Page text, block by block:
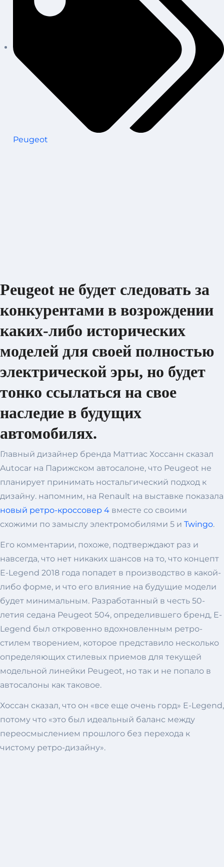
Peugeot
Peugeot не будет следовать за
конкурентами в возрождении
каких-либо исторических
моделей для своей полностью
электрической эры, но будет
тонко ссылаться на свое
наследие в будущих
автомобилях.
Главный дизайнер бренда Маттиас Хоссанн сказал
Autocar на Парижском автосалоне, что Peugeot не
планирует принимать ностальгический подход к
дизайну. напомним, на Renault на выставке показала
новый ретро-кроссовер 4 вместе со своими
схожими по замыслу электромобилями 5 и Twingo.
Его комментарии, похоже, подтверждают раз и
навсегда, что нет никаких шансов на то, что концепт
E-Legend 2018 года попадет в производство в какой-
либо форме, и что его влияние на будущие модели
будет минимальным. Разработанный в честь 50-
летия седана Peugeot 504, определившего бренд, E-
Legend был откровенно вдохновленным ретро-
стилем творением, которое представило несколько
определяющих стилевых приемов для текущей
модельной линейки Peugeot, но так и не попало в
автосалоны как таковое.
Хоссан сказал, что он «все еще очень горд» E-Legend,
потому что «это был идеальный баланс между
переосмыслением прошлого без перехода к
чистому ретро-дизайну».